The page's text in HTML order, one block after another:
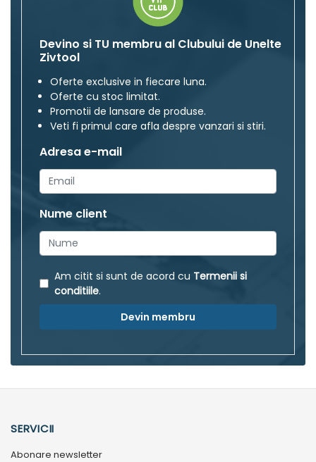
Devino si TU membru al Clubului de Unelte
Zivtool
Oferte exclusive in fiecare luna.
Oferte cu stoc limitat.
Promotii de lansare de produse.
Veti fi primul care afla despre vanzari si stiri.
Adresa e-mail
Nume client
Am citit si sunt de acord cu Termenii si
conditiile.
Devin membru
SERVICII
Abonare newsletter